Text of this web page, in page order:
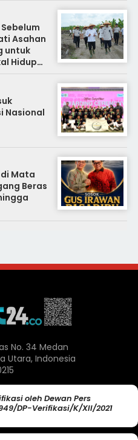
Asahan
untuk
Hidup
Nasional
Mata
Beras
No. 34 Medan
Utara, Indonesia
oleh Dewan Pers
DP-Verifikasi/K/XII/2021